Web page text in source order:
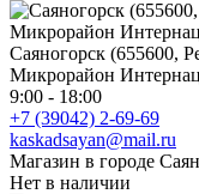
Саяногорск (655600,
Микрорайон
9:00 - 18:00
+7 (39042) 2-69-69
kaskadsayan@mail.ru
Магазин в городе
Нет в наличии